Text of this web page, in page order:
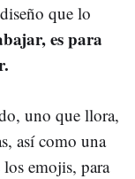
que lo
es para
uno que llora,
así como una
emojis, para